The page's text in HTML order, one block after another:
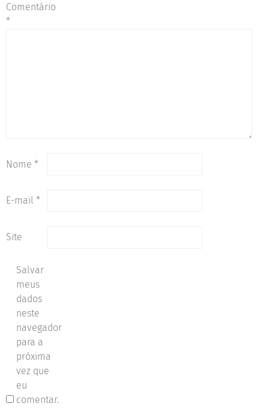
Comentário
*
Nome*
E-mail*
Site
Salvar
meus
dados
neste
navegador
para a
próxima
vez que
eu
comentar.